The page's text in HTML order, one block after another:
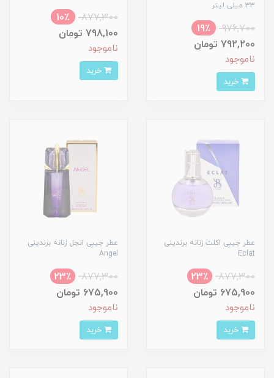
33 میلی لیتر
976,700
19٪
792,200 تومان
ناموجود
877,300
10٪
798,100 تومان
ناموجود
عطر جیبی اکلت زنانه برندینی
Eclat
877,300
23٪
675,900 تومان
ناموجود
عطر جیبی انجل زنانه برندینی
Angel
877,300
23٪
675,900 تومان
ناموجود